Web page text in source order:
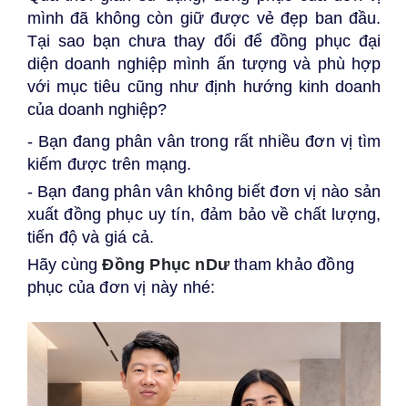
mình đã không còn giữ được vẻ đẹp ban đầu.
Tại sao bạn chưa thay đổi để đồng phục đại
diện doanh nghiệp mình ấn tượng và phù hợp
với mục tiêu cũng như định hướng kinh doanh
của doanh nghiệp?
- Bạn đang phân vân trong rất nhiều đơn vị tìm
kiếm được trên mạng.
- Bạn đang phân vân không biết đơn vị nào sản
xuất đồng phục uy tín, đảm bảo về chất lượng,
tiến độ và giá cả.
Hãy cùng Đồng Phục nDư tham khảo đồng
phục của đơn vị này nhé: